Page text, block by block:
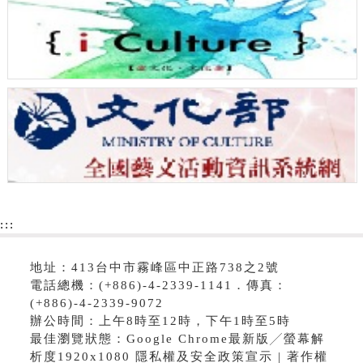
:::
地址：413台中市霧峰區中正路738之2號
電話總機：(+886)-4-2339-1141．傳真：
(+886)-4-2339-9072
辦公時間：上午8時至12時，下午1時至5時
最佳瀏覽狀態：Google Chrome最新版╱螢幕解
析度1920x1080 隱私權及安全政策宣示 | 著作權